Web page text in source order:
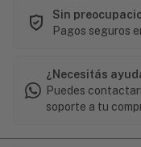
Sin
Pagos seguros
¿Necesitás
Puedes
soporte a tu